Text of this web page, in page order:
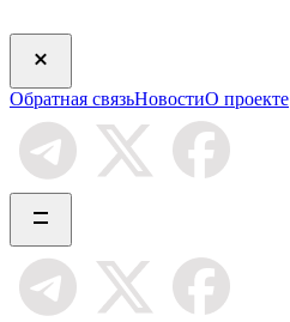
Обратная связьНовостиО проекте